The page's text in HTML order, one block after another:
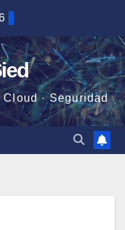
Cloud · Seguridad